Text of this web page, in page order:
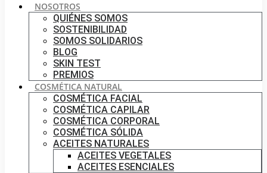
NOSOTROS
QUIÉNES SOMOS
SOSTENIBILIDAD
SOMOS SOLIDARIOS
BLOG
SKIN TEST
PREMIOS
COSMÉTICA NATURAL
COSMÉTICA FACIAL
COSMÉTICA CAPILAR
COSMÉTICA CORPORAL
COSMÉTICA SÓLIDA
ACEITES NATURALES
ACEITES VEGETALES
ACEITES ESENCIALES